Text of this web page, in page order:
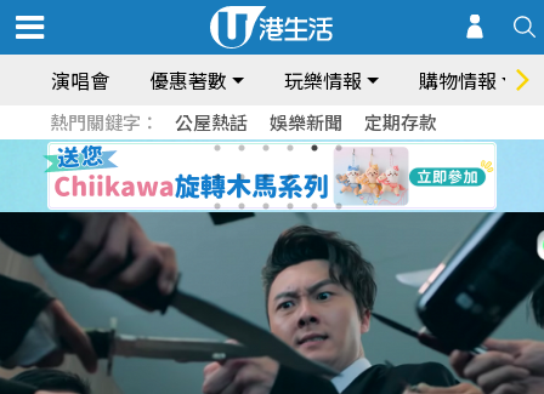
演唱會 優惠著數 玩樂情報 購物情報
熱門關鍵字： 公屋熱話 娛樂新聞 定期存款